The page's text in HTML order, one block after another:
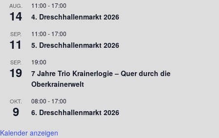
AUG.
14
11:00 - 17:00
4. Dreschhallenmarkt 2026
SEP.
11
11:00 - 17:00
5. Dreschhallenmarkt 2026
SEP.
19
19:00
7 Jahre Trio Krainerlogie – Quer durch die
Oberkrainerwelt
OKT.
9
08:00 - 17:00
6. Dreschhallenmarkt 2026
Kalender anzeigen